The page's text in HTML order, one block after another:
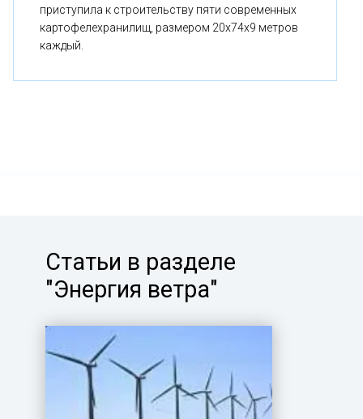
приступила к строительству пяти современных
картофелехранилищ, размером 20x74x9 метров
каждый.
Статьи в разделе
"Энергия ветра"